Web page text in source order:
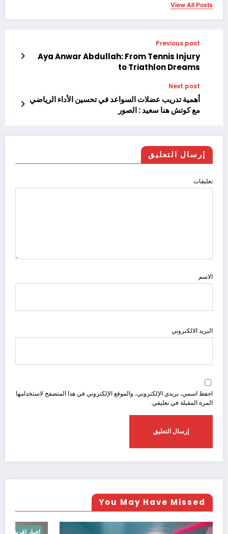
View All Posts
Previous post
Aya Anwar Abdullah: From Tennis Injury
to Triathlon Dreams
Next post
أهمية تدريب عضلات السواعد في تحسين الأداء الرياضي
مع كوتش هنا سعيد : الصور
إرسال التعليق
تعليقات
الاسم
البريد الالكتروني
احفظ اسمي، بريدي الإلكتروني، والموقع الإلكتروني في هذا المتصفح لاستخدامها
المرة المقبلة في تعليقي.
You May Have Missed
اخبار عالميه